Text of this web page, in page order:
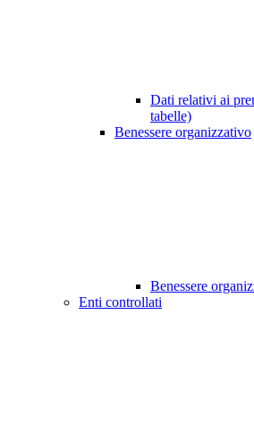
Dati relativi ai
tabelle)
Benessere organizzativo
Benessere
Enti controllati